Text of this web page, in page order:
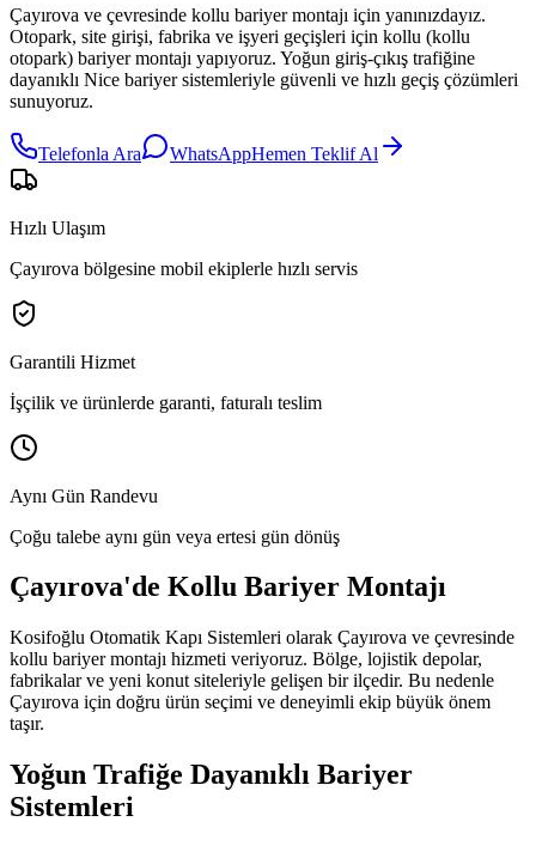
Çayırova ve çevresinde kollu bariyer montajı için yanınızdayız.
Otopark, site girişi, fabrika ve işyeri geçişleri için kollu (kollu
otopark) bariyer montajı yapıyoruz. Yoğun giriş-çıkış trafiğine
dayanıklı Nice bariyer sistemleriyle güvenli ve hızlı geçiş çözümleri
sunuyoruz.
Telefonla Ara WhatsAppHemen Teklif Al
Hızlı Ulaşım
Çayırova bölgesine mobil ekiplerle hızlı servis
Garantili Hizmet
İşçilik ve ürünlerde garanti, faturalı teslim
Aynı Gün Randevu
Çoğu talebe aynı gün veya ertesi gün dönüş
Çayırova'de Kollu Bariyer Montajı
Kosifoğlu Otomatik Kapı Sistemleri olarak Çayırova ve çevresinde
kollu bariyer montajı hizmeti veriyoruz. Bölge, lojistik depolar,
fabrikalar ve yeni konut siteleriyle gelişen bir ilçedir. Bu nedenle
Çayırova için doğru ürün seçimi ve deneyimli ekip büyük önem
taşır.
Yoğun Trafiğe Dayanıklı Bariyer
Sistemleri